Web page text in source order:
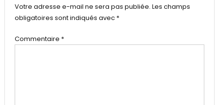
Votre adresse e-mail ne sera pas publiée. Les champs
obligatoires sont indiqués avec *
Commentaire *